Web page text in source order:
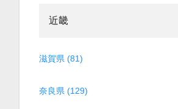
近畿
滋賀県 (81)
奈良県 (129)